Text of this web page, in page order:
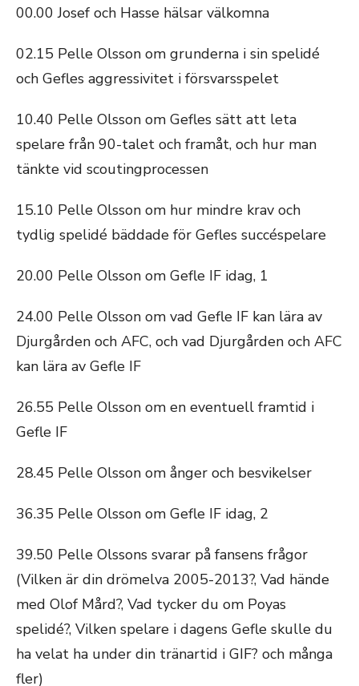
00.00 Josef och Hasse hälsar välkomna
02.15 Pelle Olsson om grunderna i sin spelidé
och Gefles aggressivitet i försvarsspelet
10.40 Pelle Olsson om Gefles sätt att leta
spelare från 90-talet och framåt, och hur man
tänkte vid scoutingprocessen
15.10 Pelle Olsson om hur mindre krav och
tydlig spelidé bäddade för Gefles succéspelare
20.00 Pelle Olsson om Gefle IF idag, 1
24.00 Pelle Olsson om vad Gefle IF kan lära av
Djurgården och AFC, och vad Djurgården och AFC
kan lära av Gefle IF
26.55 Pelle Olsson om en eventuell framtid i
Gefle IF
28.45 Pelle Olsson om ånger och besvikelser
36.35 Pelle Olsson om Gefle IF idag, 2
39.50 Pelle Olssons svarar på fansens frågor
(Vilken är din drömelva 2005-2013?, Vad hände
med Olof Mård?, Vad tycker du om Poyas
spelidé?, Vilken spelare i dagens Gefle skulle du
ha velat ha under din tränartid i GIF? och många
fler)